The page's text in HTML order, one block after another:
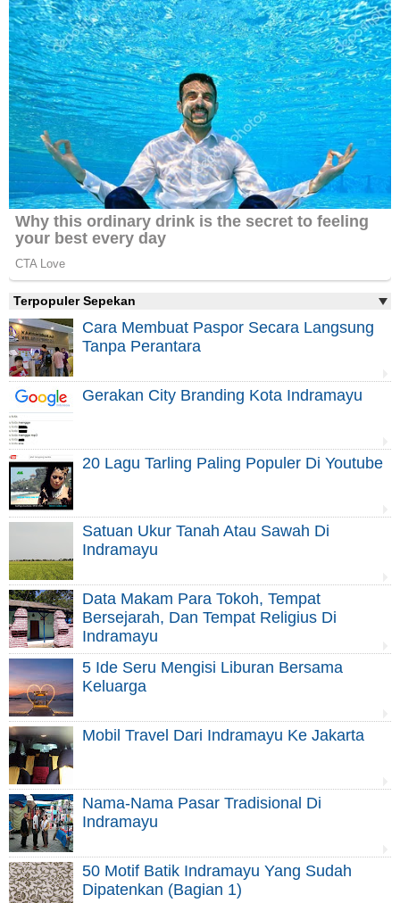
Terpopuler Sepekan
Cara Membuat Paspor Secara Langsung
Tanpa Perantara
Gerakan City Branding Kota Indramayu
20 Lagu Tarling Paling Populer Di Youtube
Satuan Ukur Tanah Atau Sawah Di
Indramayu
Data Makam Para Tokoh, Tempat
Bersejarah, Dan Tempat Religius Di
Indramayu
5 Ide Seru Mengisi Liburan Bersama
Keluarga
Mobil Travel Dari Indramayu Ke Jakarta
Nama-Nama Pasar Tradisional Di
Indramayu
50 Motif Batik Indramayu Yang Sudah
Dipatenkan (Bagian 1)